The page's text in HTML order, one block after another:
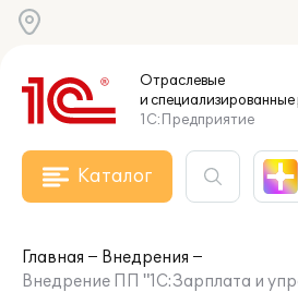
Отраслевые
и специализированные
1С:Предприятие
Каталог
Главная
Внедрения
Внедрение ПП "1С:Зарплата и